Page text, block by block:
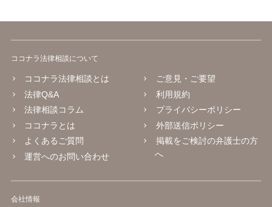
ココナラ法律相談について
ココナラ法律相談とは
法律Q&A
法律相談コラム
ココナラとは
よくあるご質問
運営へのお問い合わせ
ご意見・ご要望
利用規約
プライバシーポリシー
外部送信ポリシー
掲載をご検討の弁護士の方
へ
会社情報